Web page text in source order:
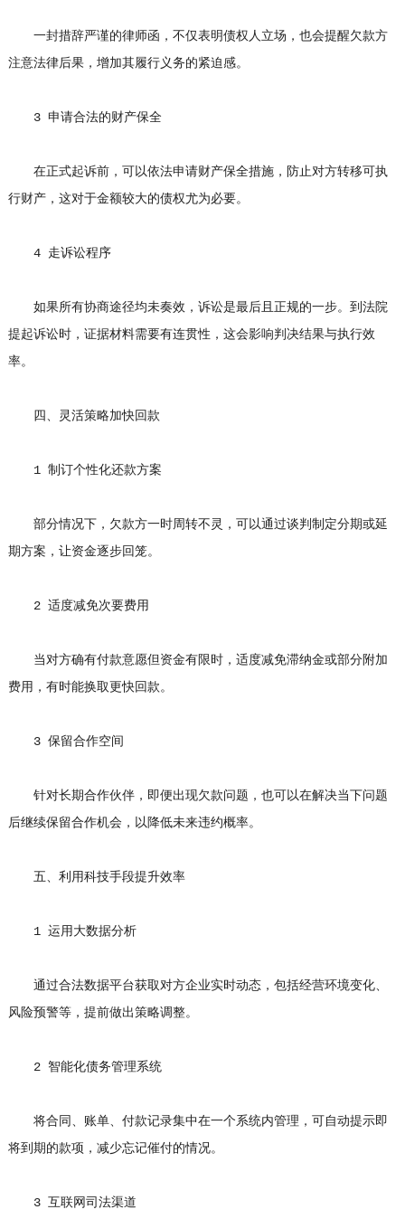
一封措辞严谨的律师函，不仅表明债权人立场，也会提醒欠款方
注意法律后果，增加其履行义务的紧迫感。
3 申请合法的财产保全
在正式起诉前，可以依法申请财产保全措施，防止对方转移可执
行财产，这对于金额较大的债权尤为必要。
4 走诉讼程序
如果所有协商途径均未奏效，诉讼是最后且正规的一步。到法院
提起诉讼时，证据材料需要有连贯性，这会影响判决结果与执行效
率。
四、灵活策略加快回款
1 制订个性化还款方案
部分情况下，欠款方一时周转不灵，可以通过谈判制定分期或延
期方案，让资金逐步回笼。
2 适度减免次要费用
当对方确有付款意愿但资金有限时，适度减免滞纳金或部分附加
费用，有时能换取更快回款。
3 保留合作空间
针对长期合作伙伴，即便出现欠款问题，也可以在解决当下问题
后继续保留合作机会，以降低未来违约概率。
五、利用科技手段提升效率
1 运用大数据分析
通过合法数据平台获取对方企业实时动态，包括经营环境变化、
风险预警等，提前做出策略调整。
2 智能化债务管理系统
将合同、账单、付款记录集中在一个系统内管理，可自动提示即
将到期的款项，减少忘记催付的情况。
3 互联网司法渠道